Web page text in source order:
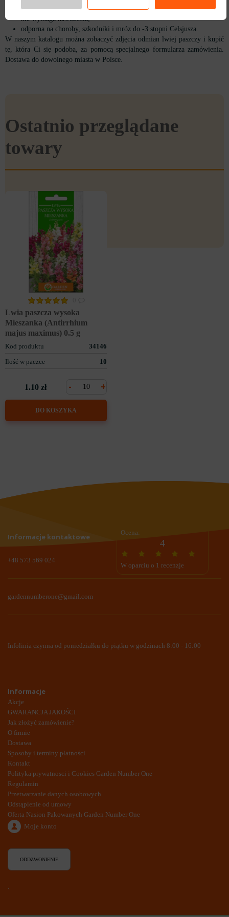
wymaga podlewania (w czasie suszy), spulchniania i odchwaszczania,
nie wymaga nawożenia;
odporna na choroby, szkodniki i mróz do -3 stopni Celsjusza.
W naszym katalogu można zobaczyć zdjęcia odmian lwiej paszczy i kupić
tę, która Ci się podoba, za pomocą specjalnego formularza zamówienia.
Dostawa do dowolnego miasta w Polsce.
Ostatnio przeglądane
towary
Lwia paszcza wysoka
Mieszanka (Antirrhium
majus maximus) 0.5 g
Kod produktu
34146
Ilość w paczce
10
1.10 zł +
-
DO KOSZYKA
Informacje kontaktowe
+48 573 569 024
Ocena:
4
W oparciu o 1 recenzje
gardennumberone@gmail.com
Infolinia czynna od poniedziałku do piątku w godzinach 8:00 - 16:00
Informacje
Akcje
GWARANCJA JAKOŚCI
Jak złożyć zamówienie?
O firmie
Dostawa
Sposoby i terminy płatności
Kontakt
Polityka prywatnosci i Cookies Garden Number One
Regulamin
Przetwarzanie danych osobowych
Odstąpienie od umowy
Oferta Nasion Pakowanych Garden Number One
Moje konto
ODDZWONIENIE
`